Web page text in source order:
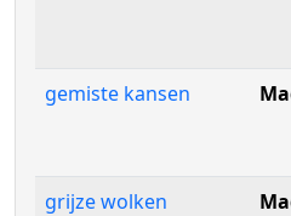
gemiste kansen
grijze wolken